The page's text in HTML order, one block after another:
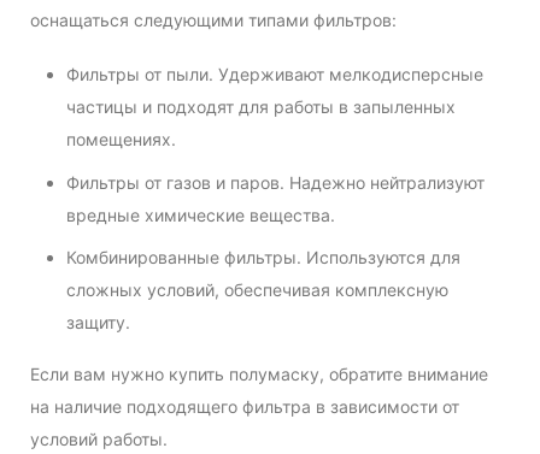
оснащаться следующими типами фильтров:
Фильтры от пыли. Удерживают мелкодисперсные
частицы и подходят для работы в запыленных
помещениях.
Фильтры от газов и паров. Надежно нейтрализуют
вредные химические вещества.
Комбинированные фильтры. Используются для
сложных условий, обеспечивая комплексную
защиту.
Если вам нужно купить полумаску, обратите внимание
на наличие подходящего фильтра в зависимости от
условий работы.